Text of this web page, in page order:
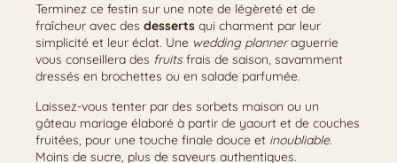
Terminez ce festin sur une note de légèreté et de
fraîcheur avec des desserts qui charment par leur
simplicité et leur éclat. Une wedding planneraguerrie
vous conseillera des fruitsfrais de saison, savamment
dressés en brochettes ou en salade parfumée.
Laissez-vous tenter par des sorbets maison ou un
gâteau mariage élaboré à partir de yaourt et de couches
fruitées, pour une touche finale douce et inoubliable.
Moins de sucre, plus de saveurs authentiques.